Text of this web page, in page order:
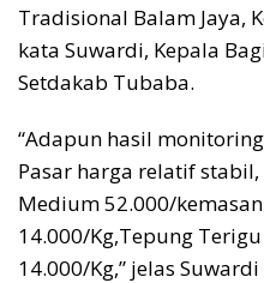
Tradisional Balam Jaya,
kata Suwardi, Kepala
Setdakab Tubaba.
“Adapun hasil
Pasar harga relatif
Medium 52.000/
14.000/Kg,Tepung
14.000/Kg,” jelas